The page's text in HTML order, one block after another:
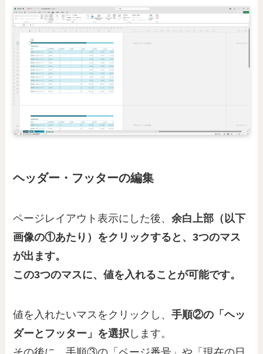
ヘッダー・フッターの編集
ページレイアウト表示にした後、余白上部（以下
画像の①あたり）をクリックすると、3つのマス
が出ます。
この3つのマスに、値を入れることが可能です。
値を入れたいマスをクリックし、手順②の「ヘッ
ダーとフッター」を選択 します。